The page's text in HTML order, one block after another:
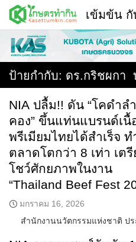
Skip
content
พืช
หน้าแรก
แวดวงเกษตร
ใคร ทำอะไร ที่ไหน
สถานีข่าววันนี้
เข้มข้น กั
ป้ายกำกับ: ดร.กริชผกา
NIA ปลื้ม!! ดัน “โคดำล
คอง” ขึ้นแท่นแบรนด์เนื้
พรีเมียมไทยได้สำเร็จ ท
ตลาดโตกว่า 8 เท่า เตรี
โชว์ศักยภาพในงาน
“Thailand Beef Fest
มกราคม 16, 2026
สำนักงานนวัตกรรมแห่งชาติ ปร